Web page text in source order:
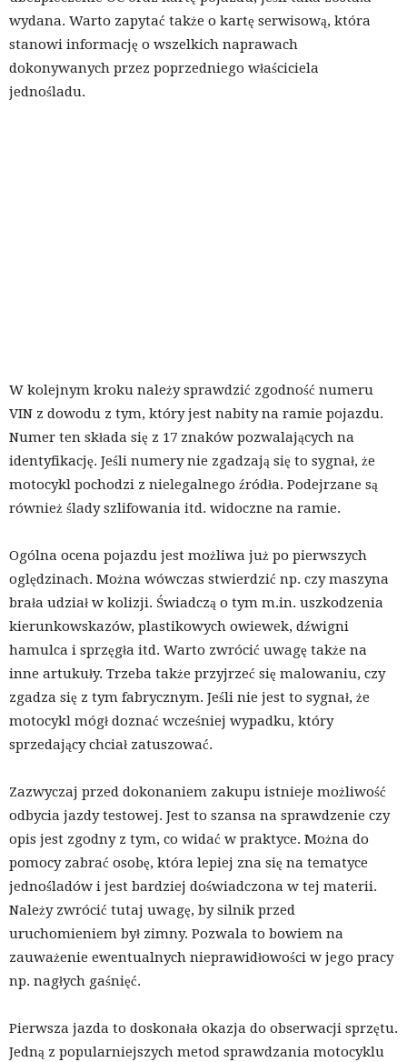
wydana. Warto zapytać także o kartę serwisową, która
stanowi informację o wszelkich naprawach
dokonywanych przez poprzedniego właściciela
jednośladu.
W kolejnym kroku należy sprawdzić zgodność numeru
VIN z dowodu z tym, który jest nabity na ramie pojazdu.
Numer ten składa się z 17 znaków pozwalających na
identyfikację. Jeśli numery nie zgadzają się to sygnał, że
motocykl pochodzi z nielegalnego źródła. Podejrzane są
również ślady szlifowania itd. widoczne na ramie.
Ogólna ocena pojazdu jest możliwa już po pierwszych
oględzinach. Można wówczas stwierdzić np. czy maszyna
brała udział w kolizji. Świadczą o tym m.in. uszkodzenia
kierunkowskazów, plastikowych owiewek, dźwigni
hamulca i sprzęgła itd. Warto zwrócić uwagę także na
inne artukuły. Trzeba także przyjrzeć się malowaniu, czy
zgadza się z tym fabrycznym. Jeśli nie jest to sygnał, że
motocykl mógł doznać wcześniej wypadku, który
sprzedający chciał zatuszować.
Zazwyczaj przed dokonaniem zakupu istnieje możliwość
odbycia jazdy testowej. Jest to szansa na sprawdzenie czy
opis jest zgodny z tym, co widać w praktyce. Można do
pomocy zabrać osobę, która lepiej zna się na tematyce
jednośladów i jest bardziej doświadczona w tej materii.
Należy zwrócić tutaj uwagę, by silnik przed
uruchomieniem był zimny. Pozwala to bowiem na
zauważenie ewentualnych nieprawidłowości w jego pracy
np. nagłych gaśnięć.
Pierwsza jazda to doskonała okazja do obserwacji sprzętu.
Jedną z popularniejszych metod sprawdzania motocyklu